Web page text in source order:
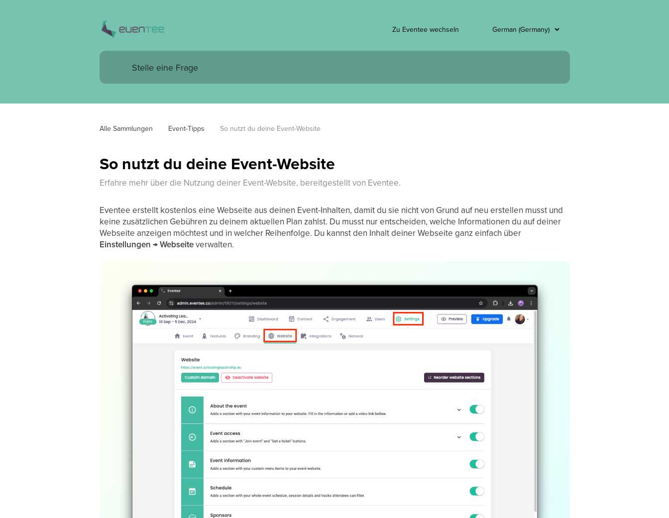
Zu Eventee wechseln
Alle Sammlungen Event-Tipps So nutzt du deine Event-Website
So nutzt du deine Event-Website
Erfahre mehr über die Nutzung deiner Event-Website, bereitgestellt von Eventee.
Eventee erstellt kostenlos eine Webseite aus deinen Event-Inhalten, damit du sie nicht von Grund auf neu erstellen musst und
keine zusätzlichen Gebühren zu deinem aktuellen Plan zahlst. Du musst nur entscheiden, welche Informationen du auf deiner
Webseite anzeigen möchtest und in welcher Reihenfolge. Du kannst den Inhalt deiner Webseite ganz einfach über
Einstellungen → Webseiteverwalten.